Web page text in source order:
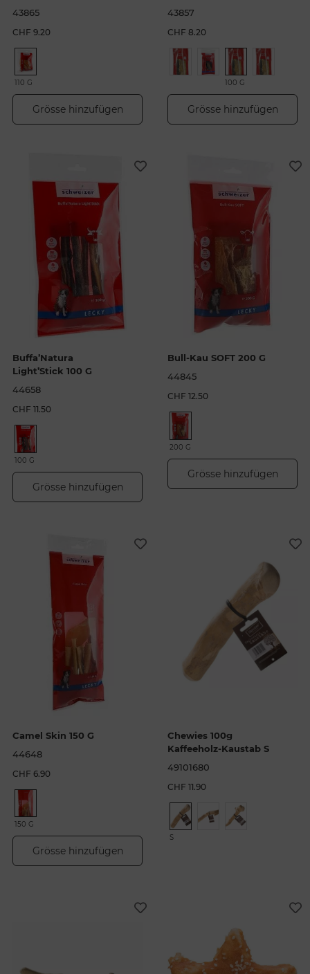
43865
CHF 9.20
110 G
Grösse hinzufügen
43857
CHF 8.20
100 G
Grösse hinzufügen
Buffa’Natura
Light’Stick 100 G
44658
CHF 11.50
100 G
Grösse hinzufügen
Bull-Kau SOFT 200 G
44845
CHF 12.50
200 G
Grösse hinzufügen
Camel Skin 150 G
44648
CHF 6.90
150 G
Grösse hinzufügen
Chewies 100g
Kaffeeholz-Kaustab S
49101680
CHF 11.90
S